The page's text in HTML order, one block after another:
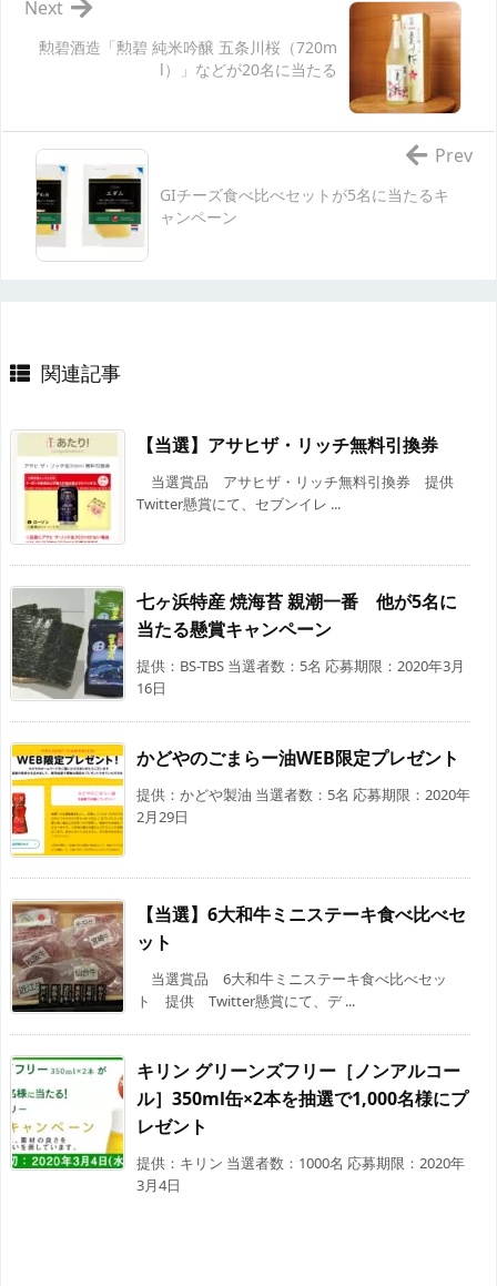
勲碧酒造「勲碧 純米吟醸 五条川桜（720m
l）」などが20名に当たる
Next
GIチーズ食べ比べセットが5名に当たるキ
ャンペーン
Prev
関連記事
【当選】アサヒザ・リッチ無料引換券
当選賞品 アサヒザ・リッチ無料引換券 提供
Twitter懸賞にて、セブンイレ ...
七ヶ浜特産 焼海苔 親潮一番 他が5名に
当たる懸賞キャンペーン
提供：BS-TBS 当選者数：5名 応募期限：2020年3月
16日
かどやのごまらー油WEB限定プレゼント
提供：かどや製油 当選者数：5名 応募期限：2020年
2月29日
【当選】6大和牛ミニステーキ食べ比べセ
ット
当選賞品 6大和牛ミニステーキ食べ比べセッ
ト 提供 Twitter懸賞にて、デ ...
キリン グリーンズフリー［ノンアルコー
ル］350ml缶×2本を抽選で1,000名様にプ
レゼント
提供：キリン 当選者数：1000名 応募期限：2020年
3月4日